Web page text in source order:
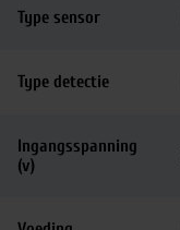
Type sensor
Type detectie
Ingangsspanning
(v)